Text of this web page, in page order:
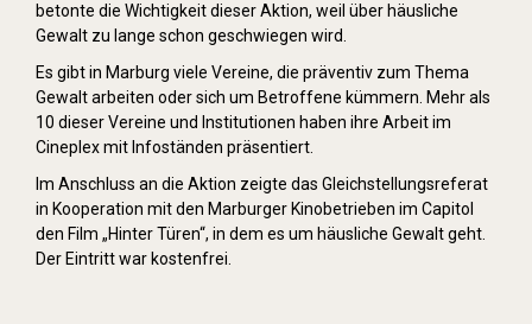
betonte die Wichtigkeit dieser Aktion, weil über häusliche
Gewalt zu lange schon geschwiegen wird.
Es gibt in Marburg viele Vereine, die präventiv zum Thema
Gewalt arbeiten oder sich um Betroffene kümmern. Mehr als
10 dieser Vereine und Institutionen haben ihre Arbeit im
Cineplex mit Infoständen präsentiert.
Im Anschluss an die Aktion zeigte das Gleichstellungsreferat
in Kooperation mit den Marburger Kinobetrieben im Capitol
den Film „Hinter Türen“, in dem es um häusliche Gewalt geht.
Der Eintritt war kostenfrei.